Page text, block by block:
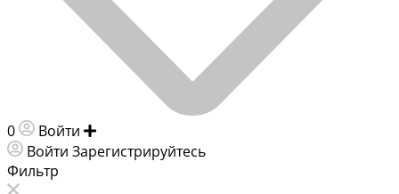
0 Войти
Войти Зарегистрируйтесь
Фильтр